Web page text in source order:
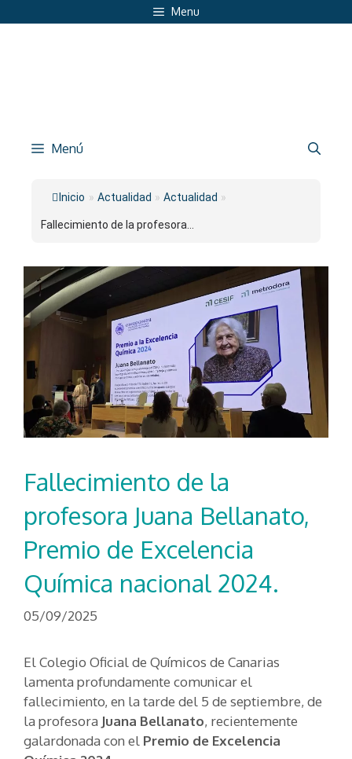
al
Menu
Menú
Inicio » Actualidad » Actualidad »
Fallecimiento de la profesora...
Fallecimiento de la
profesora Juana Bellanato,
Premio de Excelencia
Química nacional 2024.
05/09/2025
El Colegio Oficial de Químicos de Canarias
lamenta profundamente comunicar el
fallecimiento, en la tarde del 5 de septiembre, de
la profesora Juana Bellanato, recientemente
galardonada con el Premio de Excelencia